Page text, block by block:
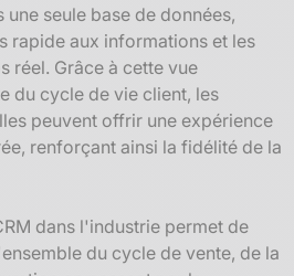
seule base de données,
rapide aux informations et les
réel. Grâce à cette vue
du cycle de vie client, les
peuvent offrir une expérience
renforçant ainsi la fidélité de la
dans l'industrie permet de
du cycle de vente, de la